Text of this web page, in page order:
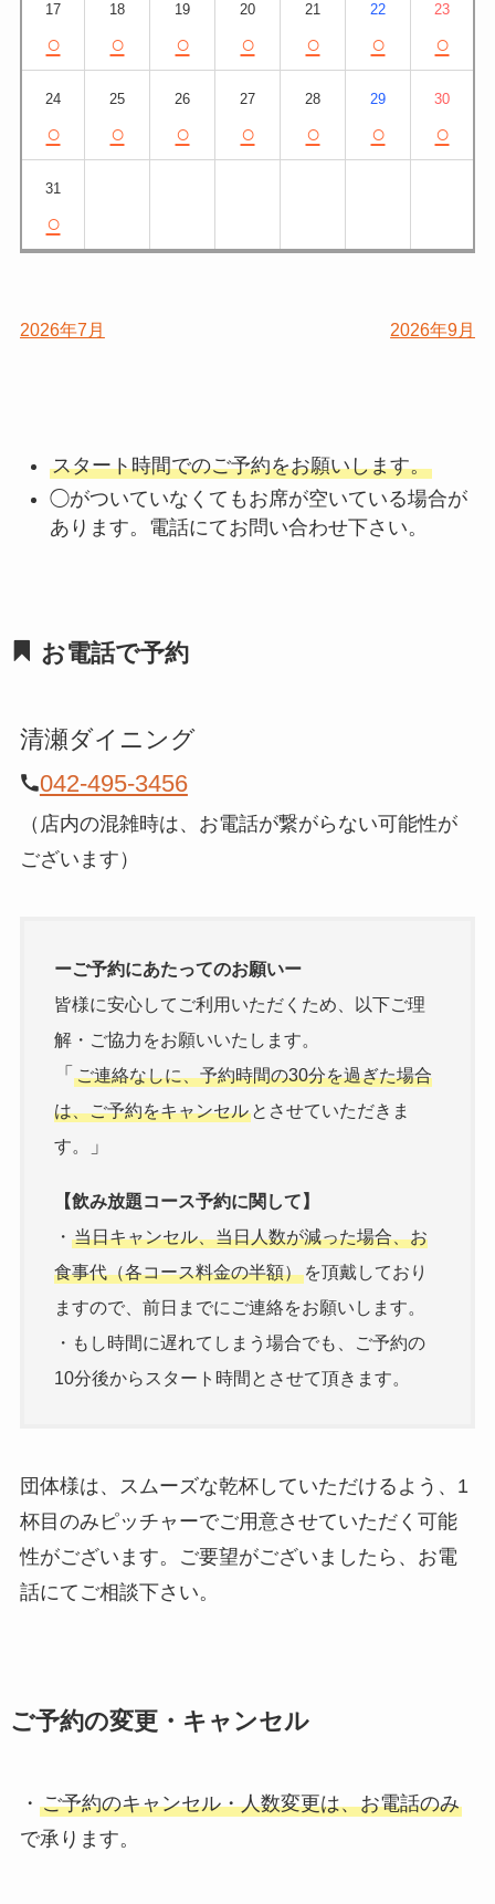
17
○
18
○
19
○
20
○
21
○
22
○
23
○
24
○
25
○
26
○
27
○
28
○
29
○
30
○
31
○
2026年7月 2026年9月
スタート時間でのご予約をお願いします。
◯がついていなくてもお席が空いている場合が
あります。電話にてお問い合わせ下さい。
お電話で予約
清瀬ダイニング
042-495-3456
（店内の混雑時は、お電話が繋がらない可能性が
ございます）
ーご予約にあたってのお願いー
皆様に安心してご利用いただくため、以下ご理
解・ご協力をお願いいたします。
「 ご連絡なしに、予約時間の30分を過ぎた場合
は、ご予約をキャンセルとさせていただきま
す。
」
【飲み放題コース予約に関して】
・ 当日キャンセル、当日人数が減った場合、お
食事代（各コース料金の半額）を頂戴しており
ますので、前日までにご連絡をお願いします。
・もし時間に遅れてしまう場合でも、ご予約の
10分後からスタート時間とさせて頂きます。
団体様は、スムーズな乾杯していただけるよう、1
杯目のみピッチャーでご用意させていただく可能
性がございます。ご要望がございましたら、お電
話にてご相談下さい。
ご予約の変更・キャンセル
・ ご予約のキャンセル・人数変更は、お電話のみ
で承ります。